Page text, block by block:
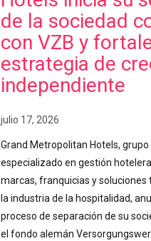
de la sociedad
con VZB y
estrategia de
independiente
julio 17, 2026
Grand Metropolitan Hotels, grupo
especializado en gestión
marcas, franquicias y soluciones
la industria de la hospitalidad,
proceso de separación de su
el fondo alemán